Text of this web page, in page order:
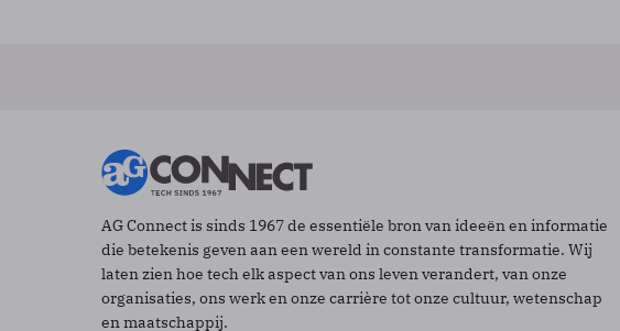
AG Connect is sinds 1967 de essentiële bron van ideeën en informatie
die betekenis geven aan een wereld in constante transformatie. Wij
laten zien hoe tech elk aspect van ons leven verandert, van onze
organisaties, ons werk en onze carrière tot onze cultuur, wetenschap
en maatschappij.